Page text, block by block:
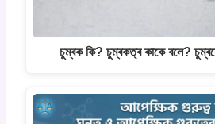
চুম্বক কি? চুম্বকত্ব কাকে বলে?